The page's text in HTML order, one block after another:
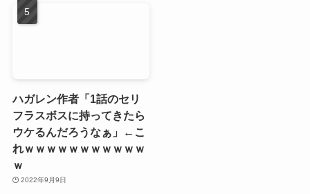
ハガレン作者「1話のセリ
フラスボスに持ってきたら
ウケるんだろうなぁ」←こ
れｗｗｗｗｗｗｗｗｗｗｗ
ｗ
2022年9月9日